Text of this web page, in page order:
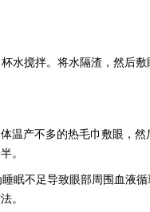
搅拌。将水隔渣，然后敷
产不多的热毛巾敷眼，然
。
不足导致眼部周围血液循
。